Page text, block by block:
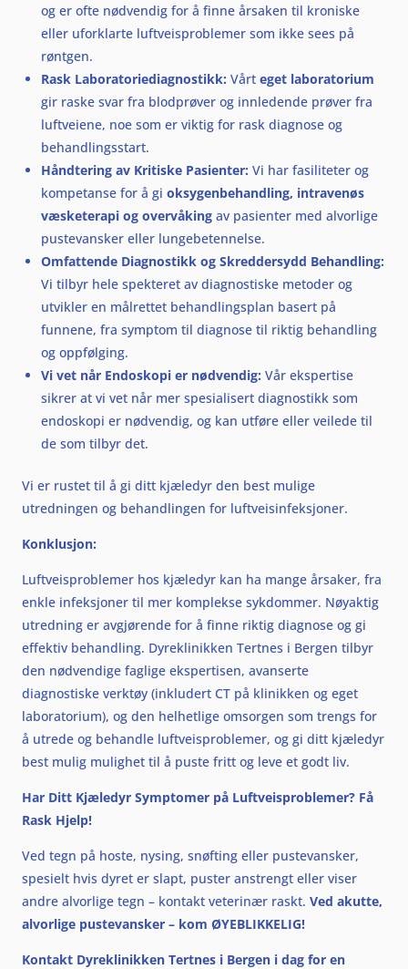
og er ofte nødvendig for å finne årsaken til kroniske
eller uforklarte luftveisproblemer som ikke sees på
røntgen.
Rask Laboratoriediagnostikk: Vårt eget laboratorium
gir raske svar fra blodprøver og innledende prøver fra
luftveiene, noe som er viktig for rask diagnose og
behandlingsstart.
Håndtering av Kritiske Pasienter: Vi har fasiliteter og
kompetanse for å gi oksygenbehandling, intravenøs
væsketerapi og overvåking av pasienter med alvorlige
pustevansker eller lungebetennelse.
Omfattende Diagnostikk og Skreddersydd Behandling:
Vi tilbyr hele spekteret av diagnostiske metoder og
utvikler en målrettet behandlingsplan basert på
funnene, fra symptom til diagnose til riktig behandling
og oppfølging.
Vi vet når Endoskopi er nødvendig: Vår ekspertise
sikrer at vi vet når mer spesialisert diagnostikk som
endoskopi er nødvendig, og kan utføre eller veilede til
de som tilbyr det.
Vi er rustet til å gi ditt kjæledyr den best mulige
utredningen og behandlingen for luftveisinfeksjoner.
Konklusjon:
Luftveisproblemer hos kjæledyr kan ha mange årsaker, fra
enkle infeksjoner til mer komplekse sykdommer. Nøyaktig
utredning er avgjørende for å finne riktig diagnose og gi
effektiv behandling. Dyreklinikken Tertnes i Bergen tilbyr
den nødvendige faglige ekspertisen, avanserte
diagnostiske verktøy (inkludert CT på klinikken og eget
laboratorium), og den helhetlige omsorgen som trengs for
å utrede og behandle luftveisproblemer, og gi ditt kjæledyr
best mulig mulighet til å puste fritt og leve et godt liv.
Har Ditt Kjæledyr Symptomer på Luftveisproblemer? Få
Rask Hjelp!
Ved tegn på hoste, nysing, snøfting eller pustevansker,
spesielt hvis dyret er slapt, puster anstrengt eller viser
andre alvorlige tegn – kontakt veterinær raskt. Ved akutte,
alvorlige pustevansker – kom ØYEBLIKKELIG!
Kontakt Dyreklinikken Tertnes i Bergen i dag for en